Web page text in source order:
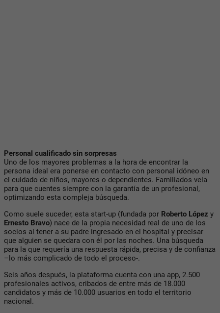
Personal cualificado sin sorpresas
Uno de los mayores problemas a la hora de encontrar la
persona ideal era ponerse en contacto con personal idóneo en
el cuidado de niños, mayores o dependientes. Familiados vela
para que cuentes siempre con la garantía de un profesional,
optimizando esta compleja búsqueda.
Como suele suceder, esta start-up (fundada por Roberto López y
Ernesto Bravo) nace de la propia necesidad real de uno de los
socios al tener a su padre ingresado en el hospital y precisar
que alguien se quedara con él por las noches. Una búsqueda
para la que requería una respuesta rápida, precisa y de confianza
–lo más complicado de todo el proceso-.
Seis años después, la plataforma cuenta con una app, 2.500
profesionales activos, cribados de entre más de 18.000
candidatos y más de 10.000 usuarios en todo el territorio
nacional.